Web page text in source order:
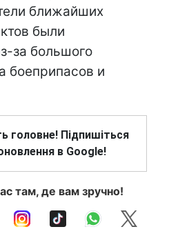
ближайших
были
за большого
боеприпасов и
головне! Підпишіться
в Google!
там, де вам зручно!